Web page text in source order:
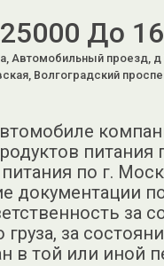
До
Автомобильный проезд, д
Волгоградский
по г.
документации
за
за
в той или иной